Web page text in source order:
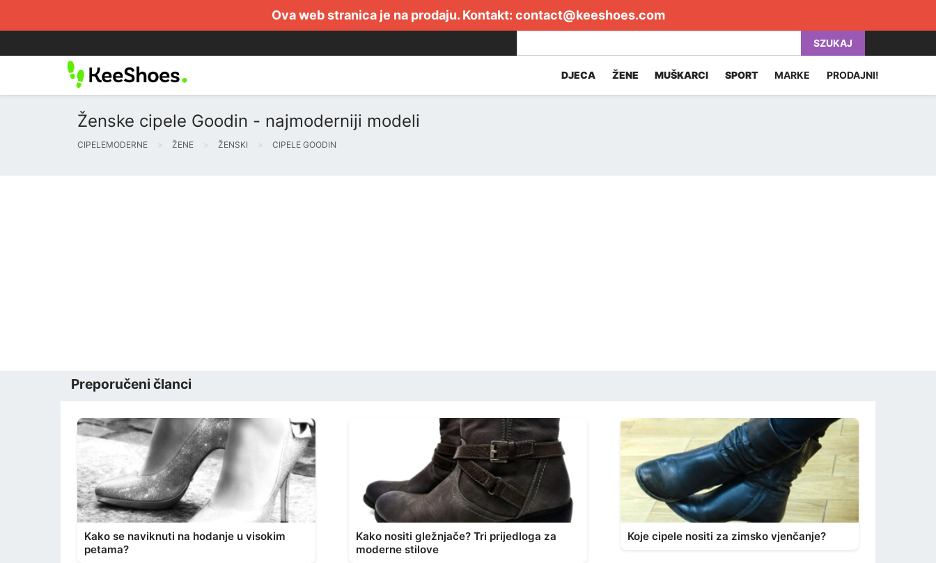
Ova web stranica je na prodaju. Kontakt: contact@keeshoes.com
SZUKAJ
DJECA ŽENE MUŠKARCI SPORT MARKE PRODAJNI!
Ženske cipele Goodin - najmoderniji modeli
CIPELEMODERNE ŽENE ŽENSKI CIPELE GOODIN
Preporučeni članci
Kako se naviknuti na hodanje u visokim
petama?
Kako nositi gležnjače? Tri prijedloga za
moderne stilove
Koje cipele nositi za zimsko vjenčanje?